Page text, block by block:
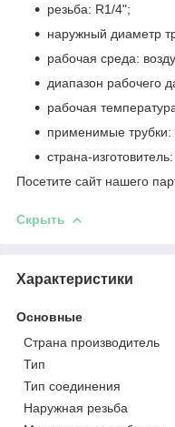
резьба: R1/4";
наружный диаметр
рабочая среда:
диапазон рабочего
рабочая
применимые трубки:
страна-
Посетите сайт нашего
Скрыть
Характеристики
Основные
Страна производитель
Тип
Тип соединения
Наружная резьба